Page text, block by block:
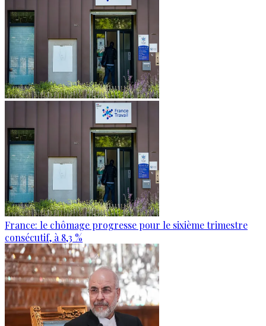
France: le chômage progresse pour le sixième trimestre
consécutif, à 8,3 %